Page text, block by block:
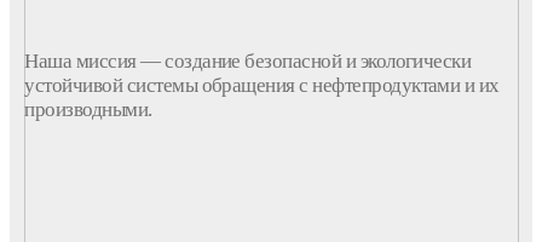
Наша миссия — создание безопасной и экологически
устойчивой системы обращения снефтепродуктамии их
производными.